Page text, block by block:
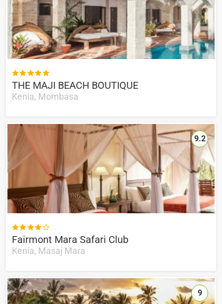

THE MAJI BEACH BOUTIQUE
Kenia, Mombasa

Fairmont Mara Safari Club
Kenia, Masaj Mara
9.2
9